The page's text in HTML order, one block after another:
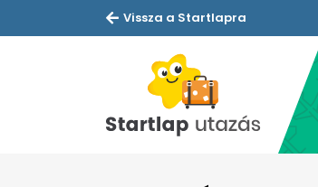
Vissza a Startlapra